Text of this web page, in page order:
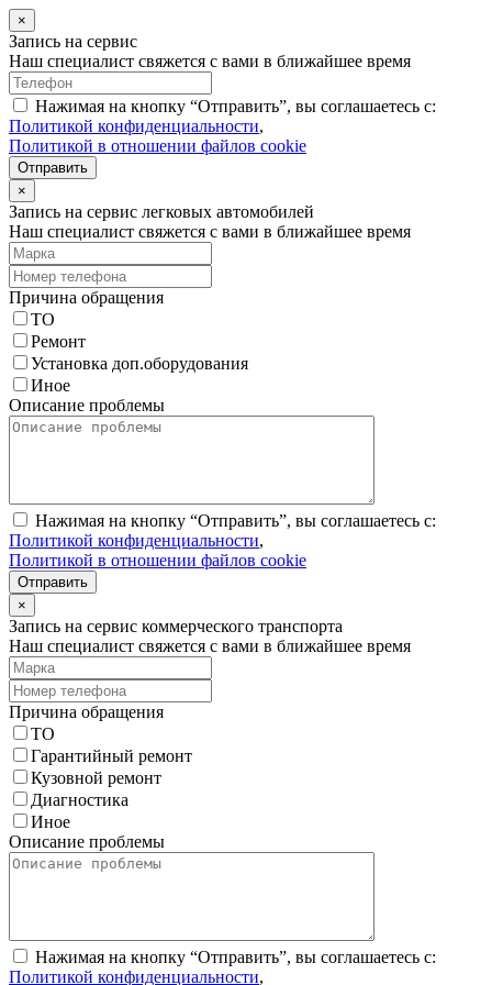
×
Запись на сервис
Наш специалист свяжется с вами в ближайшее время
Нажимая на кнопку “Отправить”, вы соглашаетесь с:
Политикой конфиденциальности,
Политикой в отношении файлов cookie
Отправить
×
Запись на сервис легковых автомобилей
Наш специалист свяжется с вами в ближайшее время
Причина обращения
ТО
Ремонт
Установка доп.оборудования
Иное
Описание проблемы
Нажимая на кнопку “Отправить”, вы соглашаетесь с:
Политикой конфиденциальности,
Политикой в отношении файлов cookie
Отправить
×
Запись на сервис коммерческого транспорта
Наш специалист свяжется с вами в ближайшее время
Причина обращения
ТО
Гарантийный ремонт
Кузовной ремонт
Диагностика
Иное
Описание проблемы
Нажимая на кнопку “Отправить”, вы соглашаетесь с:
Политикой конфиденциальности,